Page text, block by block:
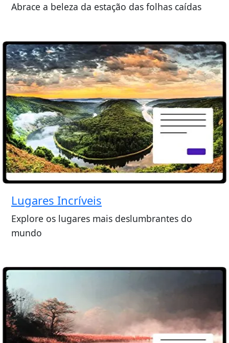
Abrace a beleza da estação das folhas caídas
Lugares Incríveis
Explore os lugares mais deslumbrantes do
mundo